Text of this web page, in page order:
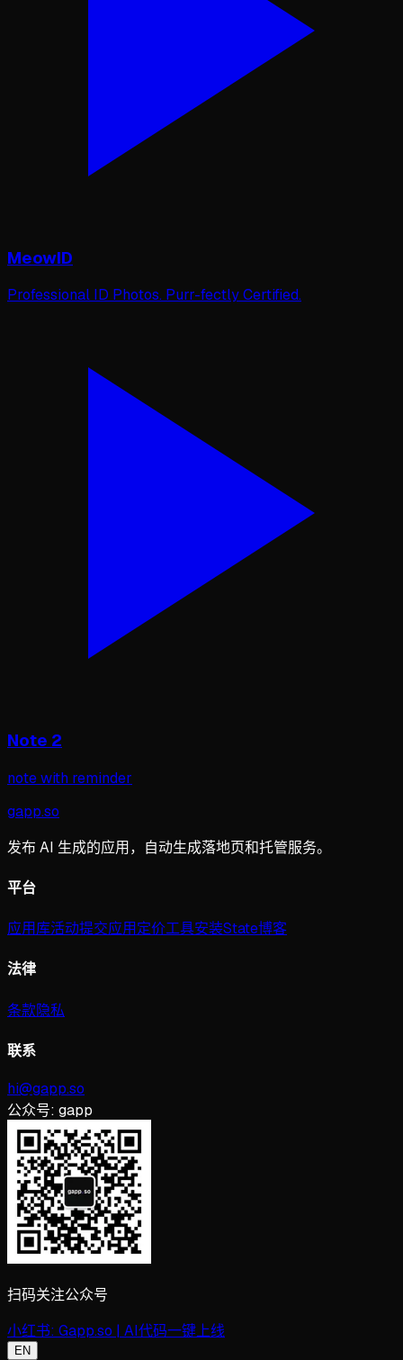
MeowID
Professional ID Photos. Purr-fectly Certified.
Note 2
note with reminder
gapp.so
发布 AI 生成的应用，自动生成落地页和托管服务。
平台
应用库活动提交应用定价工具安装State博客
法律
条款隐私
联系
hi@gapp.so
公众号: gapp
扫码关注公众号
小红书: Gapp.so | AI代码一键上线
EN